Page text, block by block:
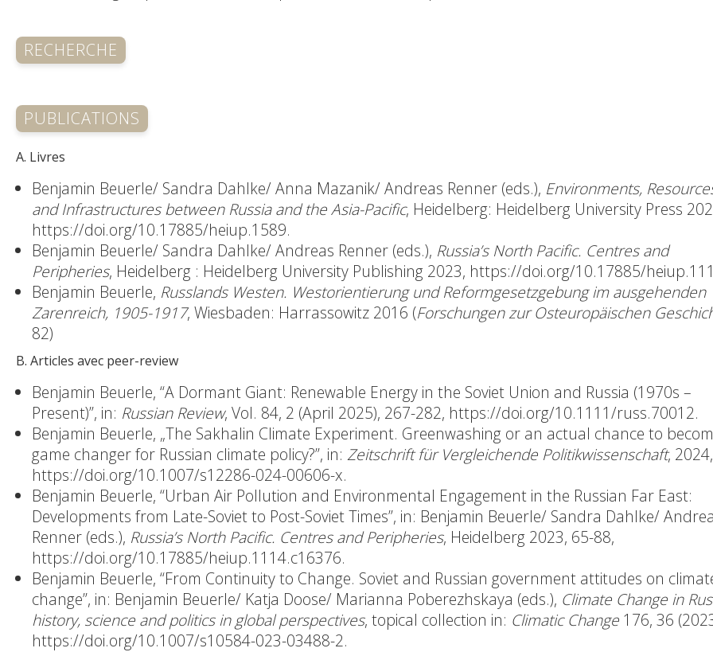
RECHERCHE
PUBLICATIONS
A. Livres
Benjamin Beuerle/ Sandra Dahlke/ Anna Mazanik/ Andreas Renner (eds.), Environments,
and Infrastructures between Russia and the Asia-Pacific, Heidelberg: Heidelberg University Press
https://doi.org/10.17885/heiup.1589.
Benjamin Beuerle/ Sandra Dahlke/ Andreas Renner (eds.), Russia’s North Pacific. Centres and
Peripheries, Heidelberg : Heidelberg University Publishing 2023, https://doi.org/10.17885/
Benjamin Beuerle, Russlands Westen. Westorientierung und Reformgesetzgebung im ausgehenden
Zarenreich, 1905-1917, Wiesbaden: Harrassowitz 2016 (Forschungen zur Osteuropäischen
82)
B. Articles avec peer-review
Benjamin Beuerle, “A Dormant Giant: Renewable Energy in the Soviet Union and Russia (1970s –
Present)”, in: Russian Review, Vol. 84, 2 (April 2025), 267-282, https://doi.org/10.1111/russ.70012.
Benjamin Beuerle, „The Sakhalin Climate Experiment. Greenwashing or an actual chance to
game changer for Russian climate policy?”, in: Zeitschrift für Vergleichende Politikwissenschaft, 2024,
https://doi.org/10.1007/s12286-024-00606-x.
Benjamin Beuerle, “Urban Air Pollution and Environmental Engagement in the Russian Far East:
Developments from Late-Soviet to Post-Soviet Times”, in: Benjamin Beuerle/ Sandra Dahlke/
Renner (eds.), Russia’s North Pacific. Centres and Peripheries, Heidelberg 2023, 65-88,
https://doi.org/10.17885/heiup.1114.c16376.
Benjamin Beuerle, “From Continuity to Change. Soviet and Russian government attitudes on
change”, in: Benjamin Beuerle/ Katja Doose/ Marianna Poberezhskaya (eds.), Climate Change in
history, science and politics in global perspectives, topical collection in: Climatic Change 176, 36
https://doi.org/10.1007/s10584-023-03488-2.